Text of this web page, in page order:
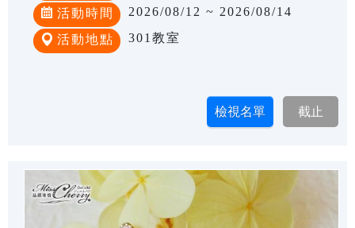
活動時間 2026/08/12 ~ 2026/08/14
活動地點 301教室